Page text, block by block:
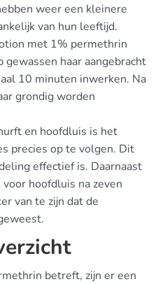
weer een kleinere
van hun leeftijd.
met 1% permethrin
haar aangebracht
10 minuten inwerken. Na
grondig worden
en hoofdluis is het
precies op te volgen. Dit
effectief is. Daarnaast
hoofdluis na zeven
van te zijn dat de
betreft, zijn er een